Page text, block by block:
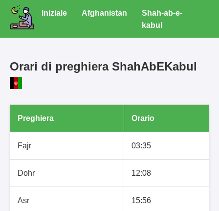
Iniziale Afghanistan
Shah-ab-e-
kabul
Orari di preghiera ShahAbEKabul
Preghiera Orario
Fajr 03:35
Dohr 12:08
Asr 15:56